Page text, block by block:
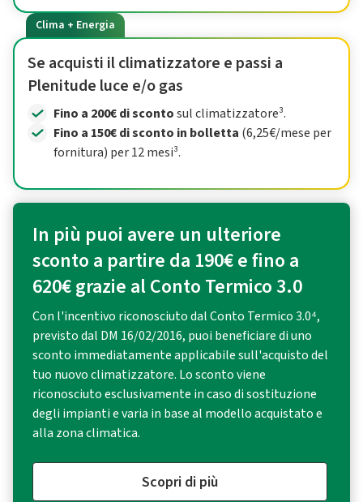
Clima + Energia
Se acquisti il climatizzatore e passi a
Plenitude luce e/o gas
Fino a 200€ di scontosul climatizzatore³.
Fino a 150€ di sconto in bolletta (6,25€/mese per
fornitura) per 12 mesi³.
In più puoi avere un ulteriore
sconto a partire da 190€ e fino a
620€ grazie al Conto Termico 3.0
Con l'incentivo riconosciuto dal Conto Termico 3.0⁴,
previsto dal DM 16/02/2016, puoi beneficiare di uno
sconto immediatamente applicabile sull'acquisto del
tuo nuovo climatizzatore. Lo sconto viene
riconosciuto esclusivamente in caso di sostituzione
degli impianti e varia in base al modello acquistato e
alla zona climatica.
Scopri di più